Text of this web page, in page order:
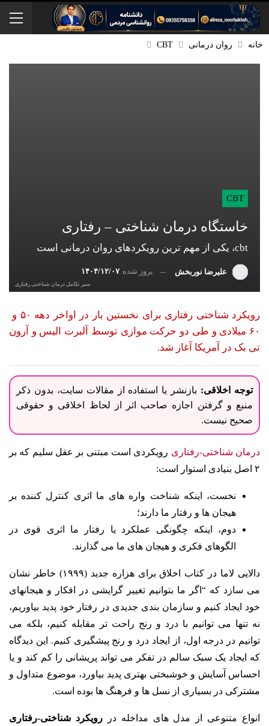
خانه روان درمانی CBT
CBT
خاستگاه درمان شناختی – رفتاری
cbt، یکی از مهم ترین رویکردهای روان درمانی است
علیرضا نوربخش بروز شده ۱۴۰۴/۱۲/۰۷
سیر تکامل درمان شناختی رفتاری
رویکرد شناختی رفتاری برای نخستین بار در اواخر دهه ۵۰ و
۶۰ میلادی و طی دو حرکت موازی توسط آلبرت الیس و آرون
تی بک در آمریکا آغاز شد.
توجه اخلاقی: بازنشر یا استفاده از مقالات سایت، بدون ذکر
منبع و گرفتن اجازه صاحب اثر از لحاظ اخلاقی و حقوقی
صحیح نیست.
درمان شناختی-رفتاری رویکردی است مبتنی بر عقل سلیم که بر
۲ اصل بنیادی استوار است:
نخست، این­که شناخت واره های ما اثری کنترل­ کننده بر
هیجان ­ها و رفتار ما دارند؛
دوم، این­که چگونگی عملکرد یا رفتار ما اثری قوی در
الگوهای فکری و هیجان­ های ما می گذارند.
دالایی لاما در کتاب اخلاق برای هزاره جدید (۱۹۹۹) خاطر نشان
می­ سازد که “اگر ما بتوانیم تغییر گرایشی در افکار و هیجان­های
خود ایجاد کنیم و سازمان­ بندی جدیدی در رفتار خود پدید بیاوریم،
نه تنها می­ توانیم با درد و رنج راحت­ تر مقابله کنیم، بلکه می
توانیم در درجه اول، از ایجاد درد و رنج پیش­گیری کنیم.
این دیدگاه
که ایجاد یک سبک سالم در تفکر می­ تواند پریشانی را کم کند و یا
احساس آسایش و خوشبختی بهتری پدید بیاورد، موضوع متداول و
مشترکی در بسیاری از نسل­ ها و فرهنگ­ ها بوده است.
انواع متنوعی از مدل های مداخله دررویکرد شناختی-رفتاری